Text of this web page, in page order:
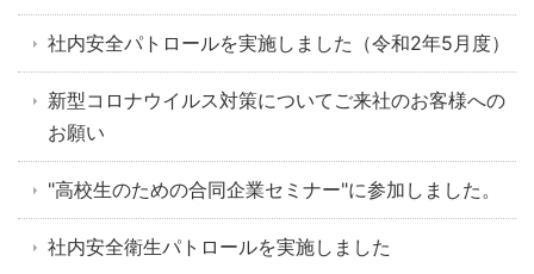
社内安全パトロールを実施しました（令和2年5月度）
新型コロナウイルス対策についてご来社のお客様への
お願い
"高校生のための合同企業セミナー"に参加しました。
社内安全衛生パトロールを実施しました